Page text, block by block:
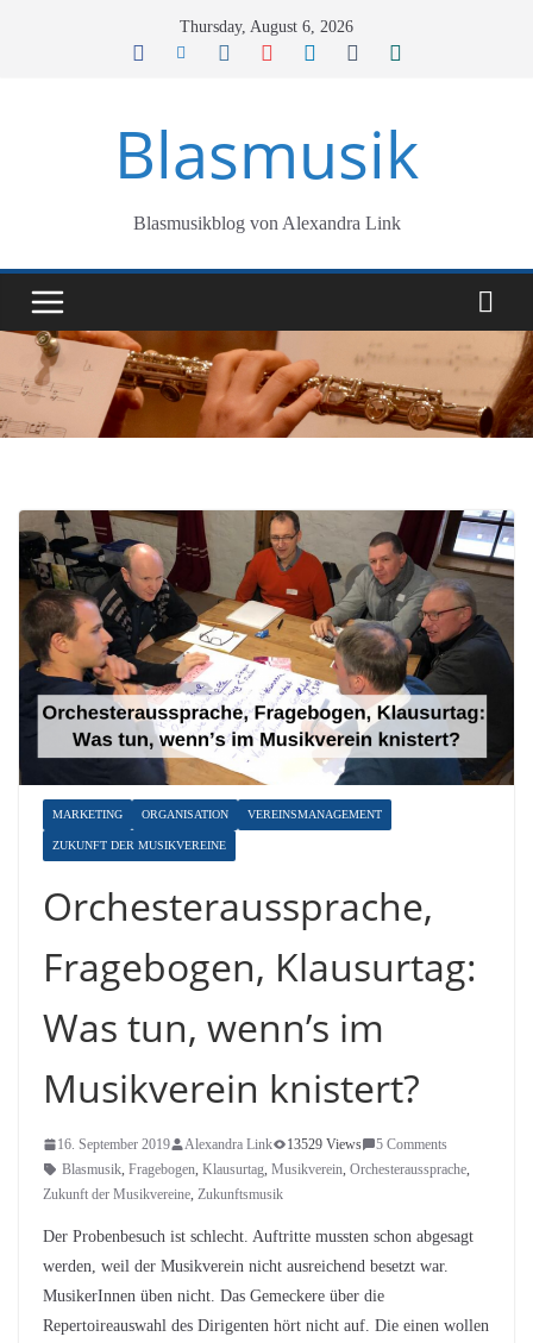
Thursday, August 6, 2026
Blasmusik
Blasmusikblog von Alexandra Link
MARKETING ORGANISATION VEREINSMANAGEMENT
ZUKUNFT DER MUSIKVEREINE
Orchesteraussprache,
Fragebogen, Klausurtag:
Was tun, wenn’s im
Musikverein knistert?
16. September 2019 Alexandra Link 13529 Views
5 Comments
Blasmusik, Fragebogen, Klausurtag, Musikverein, Orchesteraussprache,
Zukunft der Musikvereine, Zukunftsmusik
Der Probenbesuch ist schlecht. Auftritte mussten schon abgesagt
werden, weil der Musikverein nicht ausreichend besetzt war.
MusikerInnen üben nicht. Das Gemeckere über die
Repertoireauswahl des Dirigenten hört nicht auf. Die einen wollen